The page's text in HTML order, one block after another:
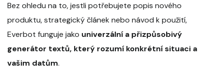
Bez ohledu na to, jestli potřebujete popis nového
produktu, strategický článek nebo návod k použití,
Everbot funguje jako univerzální a přizpůsobivý
generátor textů, který rozumí konkrétní situaci a
vašim datům.